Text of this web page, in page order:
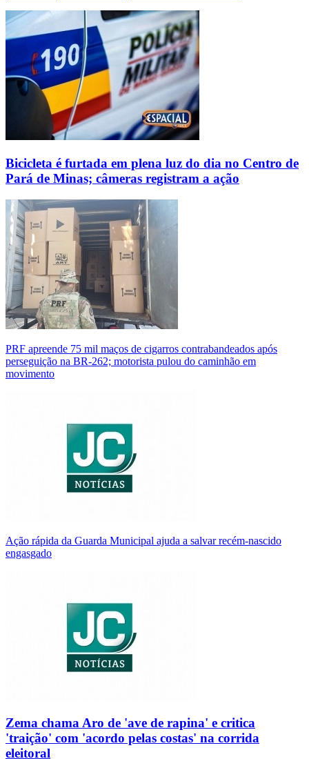
Bicicleta é furtada em plena luz do dia no Centro de
Pará de Minas; câmeras registram a ação
PRF apreende 75 mil maços de cigarros contrabandeados após
perseguição na BR-262; motorista pulou do caminhão em
movimento
Ação rápida da Guarda Municipal ajuda a salvar recém-nascido
engasgado
Zema chama Aro de 'ave de rapina' e critica
'traição' com 'acordo pelas costas' na corrida
eleitoral